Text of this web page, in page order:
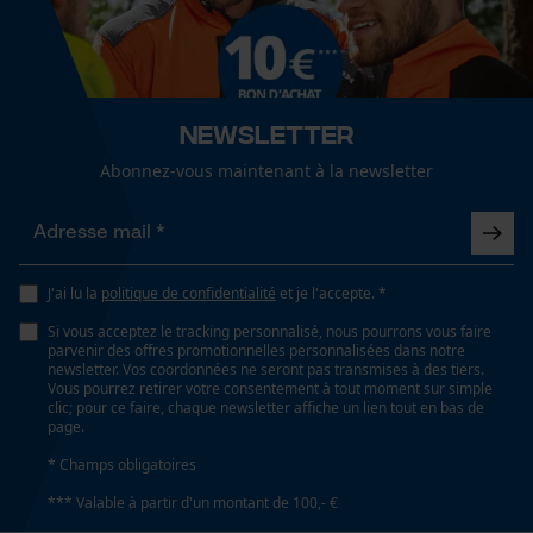
Technologie du fabricant
CLI-Tech®
Coupe en biais
Non
Tension de chaîne sans outil
Non
Newsletter
Abonnez-vous maintenant à la newsletter
J'ai lu la politique de confidentialité et je l'accepte. *
Si vous acceptez le tracking personnalisé, nous pourrons vous faire
parvenir des offres promotionnelles personnalisées dans notre
newsletter. Vos coordonnées ne seront pas transmises à des tiers.
Vous pourrez retirer votre consentement à tout moment sur simple
clic; pour ce faire, chaque newsletter affiche un lien tout en bas de
page.
* Champs obligatoires
*** Valable à partir d'un montant de 100,- €
fonctionnalité
Loop54 Personalization
Salutation personnelle
Géo-IP et détection des
Vidéos YouTube
Google Maps